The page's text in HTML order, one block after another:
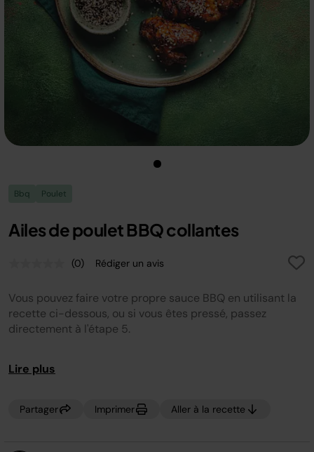
Bbq Poulet
Ailes de poulet BBQ collantes
Aucune
de
notation.
Lien
sur
la
(0) Rédiger un avis
Vous pouvez faire votre propre sauce BBQ en utilisant la
recette ci-dessous, ou si vous êtes pressé, passez
directement à l'étape 5.
Lire plus
Partager Imprimer Aller à la recette